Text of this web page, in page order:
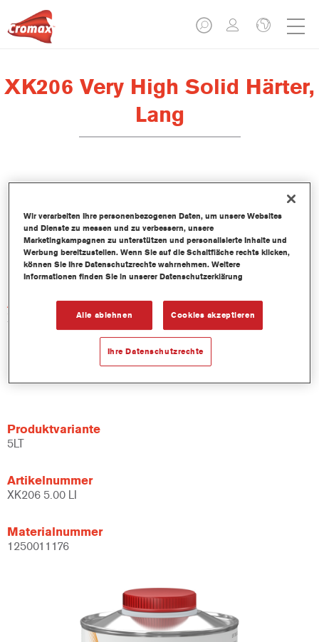
XK206 Very High Solid Härter,
Lang
Produktmerkmale
Produktvariante
1LT
Artikelnummer
XK206 1.00 LI
Produktvariante
5LT
Artikelnummer
XK206 5.00 LI
Materialnummer
1250011176
Wir verarbeiten Ihre personenbezogenen Daten, um unsere Websites
und Dienste zu messen und zu verbessern, unsere
Marketingkampagnen zu unterstützen und personalisierte Inhalte und
Werbung bereitzustellen. Wenn Sie auf die Schaltfläche rechts klicken,
können Sie Ihre Datenschutzrechte wahrnehmen. Weitere
Informationen finden Sie in unserer Datenschutzerklärung
Alle ablehnen Cookies akzeptieren
Ihre Datenschutzrechte